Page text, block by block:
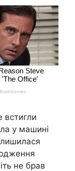
встигли
у машині
не брав